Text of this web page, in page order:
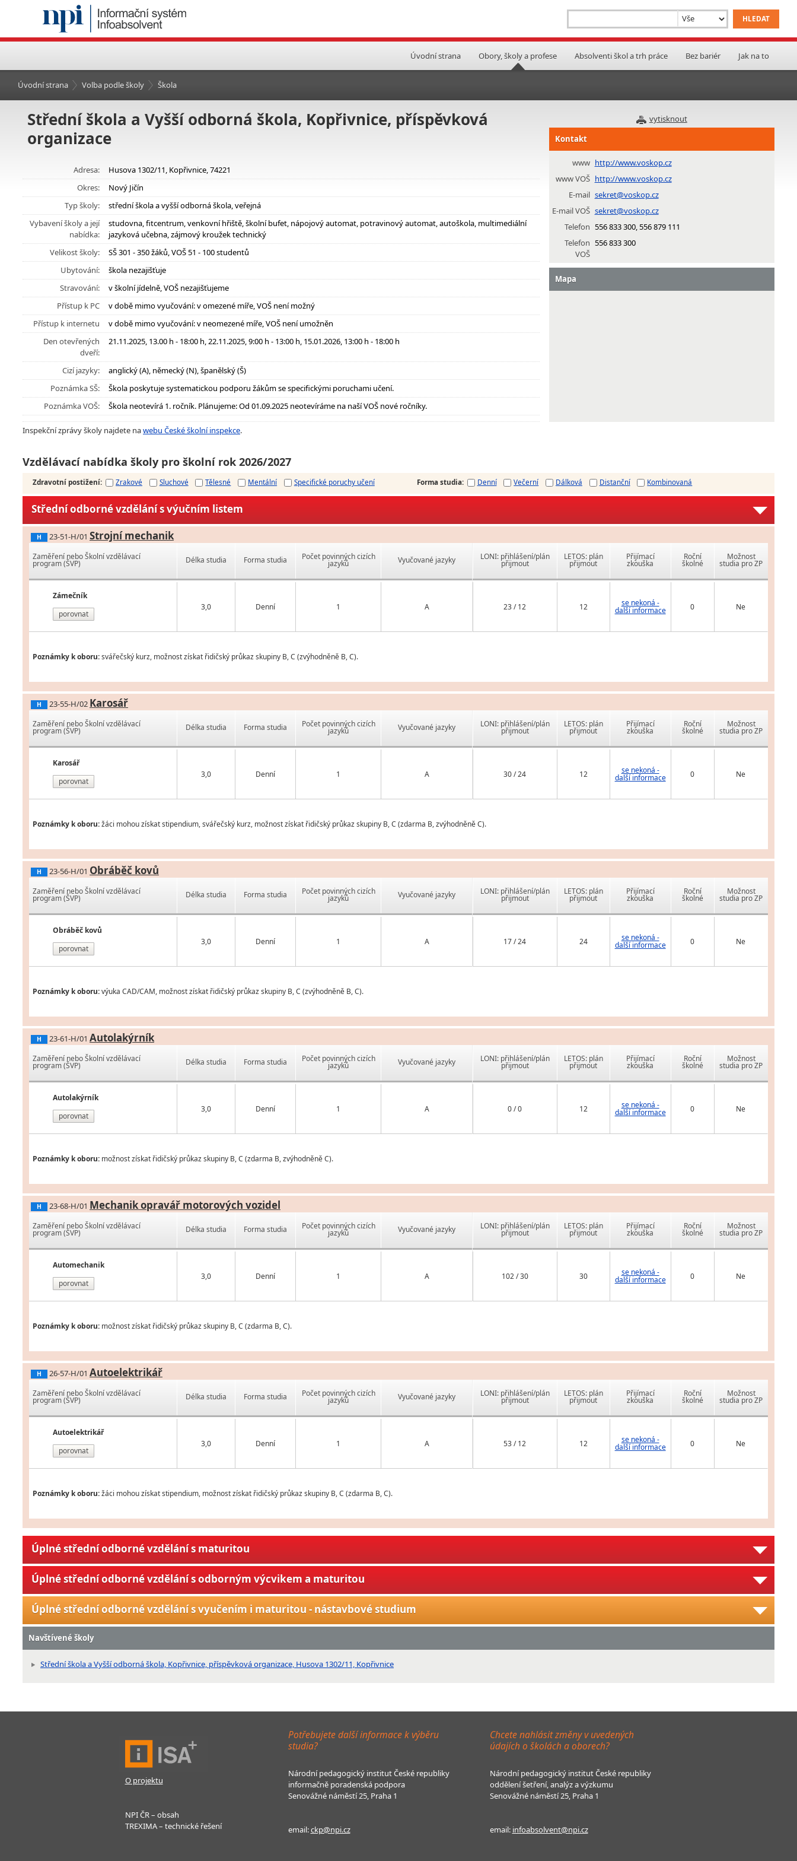
Úvodní strana Obory, školy a profese Absolventi škol a trh práce Bez bariér Jak na to
Úvodní strana Volba podle školy Škola
vytisknout
Střední škola a Vyšší odborná škola, Kopřivnice, příspěvková
organizace
Adresa:
Husova 1302/11, Kopřivnice, 74221
Okres:
Nový Jičín
Typ školy:
střední škola a vyšší odborná škola, veřejná
Vybavení školy a její
nabídka:
studovna, fitcentrum, venkovní hřiště, školní bufet, nápojový automat, potravinový automat, autoškola, multimediální
jazyková učebna, zájmový kroužek technický
Velikost školy:
SŠ 301 - 350 žáků, VOŠ 51 - 100 studentů
Ubytování:
škola nezajišťuje
Stravování:
v školní jídelně, VOŠ nezajišťujeme
Přístup k PC
v době mimo vyučování: v omezené míře, VOŠ není možný
Přístup k internetu
v době mimo vyučování: v neomezené míře, VOŠ není umožněn
Den otevřených
dveří:
21.11.2025, 13.00 h - 18:00 h, 22.11.2025, 9:00 h - 13:00 h, 15.01.2026, 13:00 h - 18:00 h
Cizí jazyky:
anglický (A), německý (N), španělský (Š)
Poznámka SŠ:
Škola poskytuje systematickou podporu žákům se specifickými poruchami učení.
Poznámka VOŠ:
Škola neotevírá 1. ročník. Plánujeme: Od 01.09.2025 neotevíráme na naší VOŠ nové ročníky.
Inspekční zprávy školy najdete nawebu České školní inspekce.
Kontakt
www http://www.voskop.cz
www VOŠ http://www.voskop.cz
E-mail sekret@voskop.cz
E-mail VOŠ sekret@voskop.cz
Telefon 556 833 300, 556 879 111
Telefon
VOŠ
556 833 300
Mapa
Vzdělávací nabídka školy pro školní rok 2026/2027
Zdravotní postižení: Zrakové Sluchové Tělesné Mentální Specifické poruchy učení Forma studia: Denní Večerní Dálková Distanční Kombinovaná
Střední odborné vzdělání s výučním listem
H 23-51-H/01 Strojní mechanik
Zaměření nebo Školní vzdělávací
program (ŠVP)
Zámečník
porovnat
Délka studia Forma studia Počet povinných cizích
jazyků Vyučované jazyky
3,0 Denní 1 A
LONI: přihlášení/plán
přijmout
LETOS: plán
přijmout
Přijímací
zkouška
Roční
školné
Možnost
studia pro ZP
23 / 12 12 se nekoná -
další informace 0 Ne
Poznámky k oboru:svářečský kurz, možnost získat řidičský průkaz skupiny B, C (zvýhodněně B, C).
H 23-55-H/02 Karosář
Zaměření nebo Školní vzdělávací
program (ŠVP)
Karosář
porovnat
Délka studia Forma studia Počet povinných cizích
jazyků Vyučované jazyky
3,0 Denní 1 A
LONI: přihlášení/plán
přijmout
LETOS: plán
přijmout
Přijímací
zkouška
Roční
školné
Možnost
studia pro ZP
30 / 24 12 se nekoná -
další informace 0 Ne
Poznámky k oboru:žáci mohou získat stipendium, svářečský kurz, možnost získat řidičský průkaz skupiny B, C (zdarma B, zvýhodněně C).
H 23-56-H/01 Obráběč kovů
Zaměření nebo Školní vzdělávací
program (ŠVP)
Obráběč kovů
porovnat
Délka studia Forma studia Počet povinných cizích
jazyků Vyučované jazyky
3,0 Denní 1 A
LONI: přihlášení/plán
přijmout
LETOS: plán
přijmout
Přijímací
zkouška
Roční
školné
Možnost
studia pro ZP
17 / 24 24 se nekoná -
další informace 0 Ne
Poznámky k oboru:výuka CAD/CAM, možnost získat řidičský průkaz skupiny B, C (zvýhodněně B, C).
H 23-61-H/01 Autolakýrník
Zaměření nebo Školní vzdělávací
program (ŠVP)
Autolakýrník
porovnat
Délka studia Forma studia Počet povinných cizích
jazyků Vyučované jazyky
3,0 Denní 1 A
LONI: přihlášení/plán
přijmout
LETOS: plán
přijmout
Přijímací
zkouška
Roční
školné
Možnost
studia pro ZP
0 / 0 12 se nekoná -
další informace 0 Ne
Poznámky k oboru: možnost získat řidičský průkaz skupiny B, C (zdarma B, zvýhodněně C).
H 23-68-H/01 Mechanik opravář motorových vozidel
Zaměření nebo Školní vzdělávací
program (ŠVP)
Automechanik
porovnat
Délka studia Forma studia Počet povinných cizích
jazyků Vyučované jazyky
3,0 Denní 1 A
LONI: přihlášení/plán
přijmout
LETOS: plán
přijmout
Přijímací
zkouška
Roční
školné
Možnost
studia pro ZP
102 / 30 30 se nekoná -
další informace 0 Ne
Poznámky k oboru: možnost získat řidičský průkaz skupiny B, C (zdarma B, C).
H 26-57-H/01 Autoelektrikář
Zaměření nebo Školní vzdělávací
program (ŠVP)
Autoelektrikář
porovnat
Délka studia Forma studia Počet povinných cizích
jazyků Vyučované jazyky
3,0 Denní 1 A
LONI: přihlášení/plán
přijmout
LETOS: plán
přijmout
Přijímací
zkouška
Roční
školné
Možnost
studia pro ZP
53 / 12 12 se nekoná -
další informace 0 Ne
Poznámky k oboru:žáci mohou získat stipendium, možnost získat řidičský průkaz skupiny B, C (zdarma B, C).
Úplné střední odborné vzdělání s maturitou
Úplné střední odborné vzdělání s odborným výcvikem a maturitou
Úplné střední odborné vzdělání s vyučením i maturitou - nástavbové studium
Navštívené školy
Střední škola a Vyšší odborná škola, Kopřivnice, příspěvková organizace, Husova 1302/11, Kopřivnice
O projektu
NPI ČR – obsah
TREXIMA – technické řešení
Potřebujete další informace k výběru
studia?
Národní pedagogický institut České republiky
informačně poradenská podpora
Senovážné náměstí 25, Praha 1
email:ckp@npi.cz
Chcete nahlásit změny v uvedených
údajích o školách a oborech?
Národní pedagogický institut České republiky
oddělení šetření, analýz a výzkumu
Senovážné náměstí 25, Praha 1
email: infoabsolvent@npi.cz